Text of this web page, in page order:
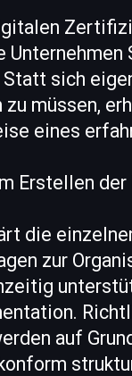
sich
müssen,
eines
Erstellen der
die
zur
auf